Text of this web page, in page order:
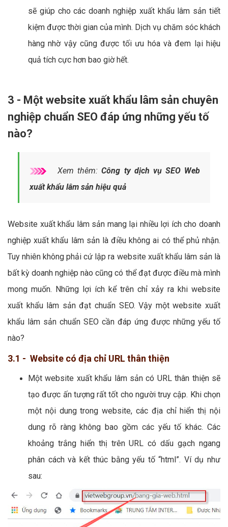
sẽ giúp cho các doanh nghiệp xuất khẩu lâm sản tiết
kiệm được thời gian của mình. Dịch vụ chăm sóc khách
hàng nhờ vậy cũng được tối ưu hóa và đem lại hiệu
quả tích cực hơn bao giờ hết.
3 - Một website xuất khẩu lâm sản chuyên
nghiệp chuẩn SEO đáp ứng những yếu tố
nào?
Xem thêm:Công ty dịch vụ SEO Web
xuất khẩu lâm sản hiệu quả
Website xuất khẩu lâm sản mang lại nhiều lợi ích cho doanh
nghiệp xuất khẩu lâm sản là điều không ai có thể phủ nhận.
Tuy nhiên không phải cứ lập ra website xuất khẩu lâm sản là
bất kỳ doanh nghiệp nào cũng có thể đạt được điều mà mình
mong muốn. Những lợi ích kể trên chỉ xảy ra khi website
xuất khẩu lâm sản đạt chuẩn SEO. Vậy một website xuất
khẩu lâm sản chuẩn SEO cần đáp ứng được những yếu tố
nào?
3.1 - Website có địa chỉ URL thân thiện
Một website xuất khẩu lâm sản có URL thân thiện sẽ
tạo được ấn tượng rất tốt cho người truy cập. Khi chọn
một nội dung trong website, các địa chỉ hiển thị nội
dung rõ ràng không bao gồm các yếu tố khác. Các
khoảng trắng hiển thị trên URL có dấu gạch ngang
phân cách và kết thúc bằng yếu tố “html”. Ví dụ như
sau: